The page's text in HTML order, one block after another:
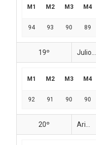
M1 M2 M3 M4
94 93 90 89
19º Julio...
M1 M2 M3 M4
92 91 90 90
20º Ari...